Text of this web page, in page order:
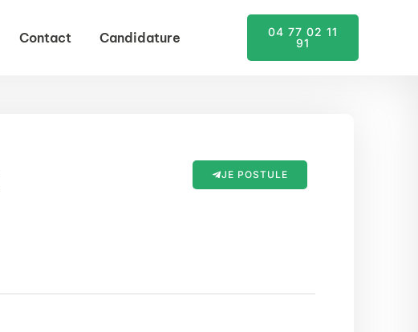
Contact Candidature
04 77 02 11
91
JE POSTULE